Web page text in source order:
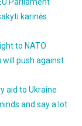
karinės
to NATO
will push against
aid to Ukraine
and say a lot